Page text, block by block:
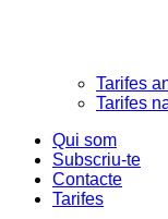
Tarifes
Tarifes
Qui som
Subscriu-te
Contacte
Tarifes